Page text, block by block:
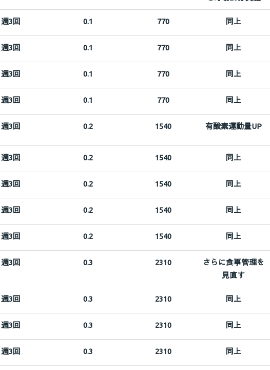
週3回 0.1 770 同上
週3回 0.1 770 同上
週3回 0.1 770 同上
週3回 0.1 770 同上
週3回 0.2 1540 有酸素運動量UP
週3回 0.2 1540 同上
週3回 0.2 1540 同上
週3回 0.2 1540 同上
週3回 0.2 1540 同上
週3回 0.3 2310
さらに食事管理を
見直す
週3回 0.3 2310 同上
週3回 0.3 2310 同上
週3回 0.3 2310 同上